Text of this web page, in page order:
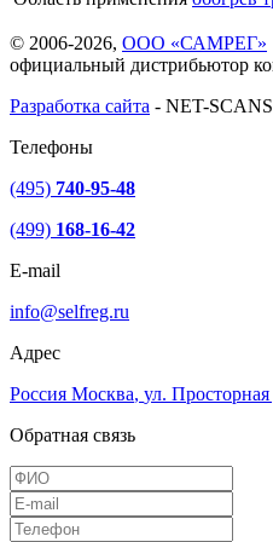
© 2006-2026, ООО «САМРЕГ»
официальный дистрибьютор
Разработка сайта - NET-
Телефоны
(495) 740-95-48
(499) 168-16-42
E-mail
info@selfreg.ru
Адрес
Россия Москва, ул.
Обратная связь